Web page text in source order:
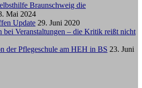
Braunschweig die
Mai 2024
Update 29. Juni 2020
bei Veranstaltungen – die Kritik reißt nicht
der Pflegeschule am HEH in BS 23. Juni